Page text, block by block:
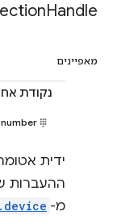
Handle
מאפיינים
נקודת
number
ההעברות
מ-